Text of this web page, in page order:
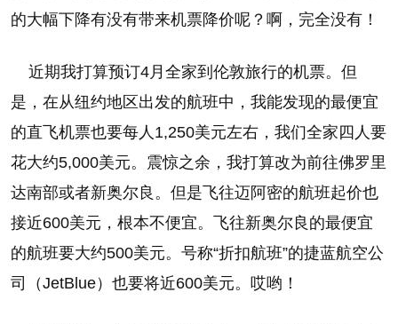
的大幅下降有没有带来机票降价呢？啊，完全没有！
近期我打算预订4月全家到伦敦旅行的机票。但
是，在从纽约地区出发的航班中，我能发现的最便宜
的直飞机票也要每人1,250美元左右，我们全家四人要
花大约5,000美元。震惊之余，我打算改为前往佛罗里
达南部或者新奥尔良。但是飞往迈阿密的航班起价也
接近600美元，根本不便宜。飞往新奥尔良的最便宜
的航班要大约500美元。号称“折扣航班”的捷蓝航空公
司（JetBlue）也要将近600美元。哎哟！